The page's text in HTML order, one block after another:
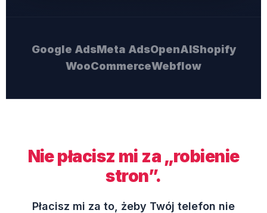
Google AdsMeta AdsOpenAIShopify
WooCommerceWebflow
Nie płacisz mi za „robienie
stron”.
Płacisz mi za to, żeby Twój telefon nie